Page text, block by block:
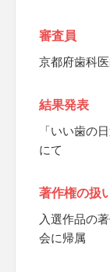
審査員
京都府歯科
結果発表
「いい歯の
にて
著作権の扱
入選作品の
会に帰属